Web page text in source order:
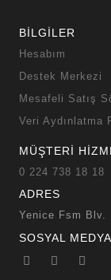
BİLGİLER
Hesabım
Destek Merkezi
Mesafeli Satış
Veri
MÜŞTERİ
0 224 738 18 18
ADRES
Yenice Fsm Blv.
SOSYAL MEDYA